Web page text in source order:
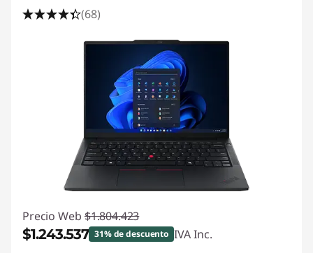
(68)
Precio Web $1.804.423
$1.243.537 31% de descuento IVA Inc.